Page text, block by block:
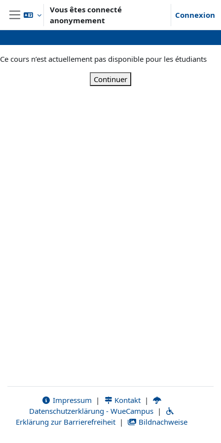
Passer au contenu principal
Panneau latéral
Vous êtes connecté
anonymement
Connexion
Ce cours n’est actuellement pas disponible pour les étudiants
Continuer
Impressum | Kontakt |
Datenschutzerklärung - WueCampus |
Erklärung zur Barrierefreiheit | Bildnachweise